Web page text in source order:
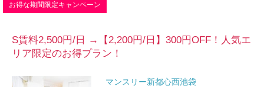
お得な期間限定キャンペーン
S賃料2,500円/日 →【2,200円/日】300円OFF！人気エ
リア限定のお得プラン！
マンスリー新都心西池袋